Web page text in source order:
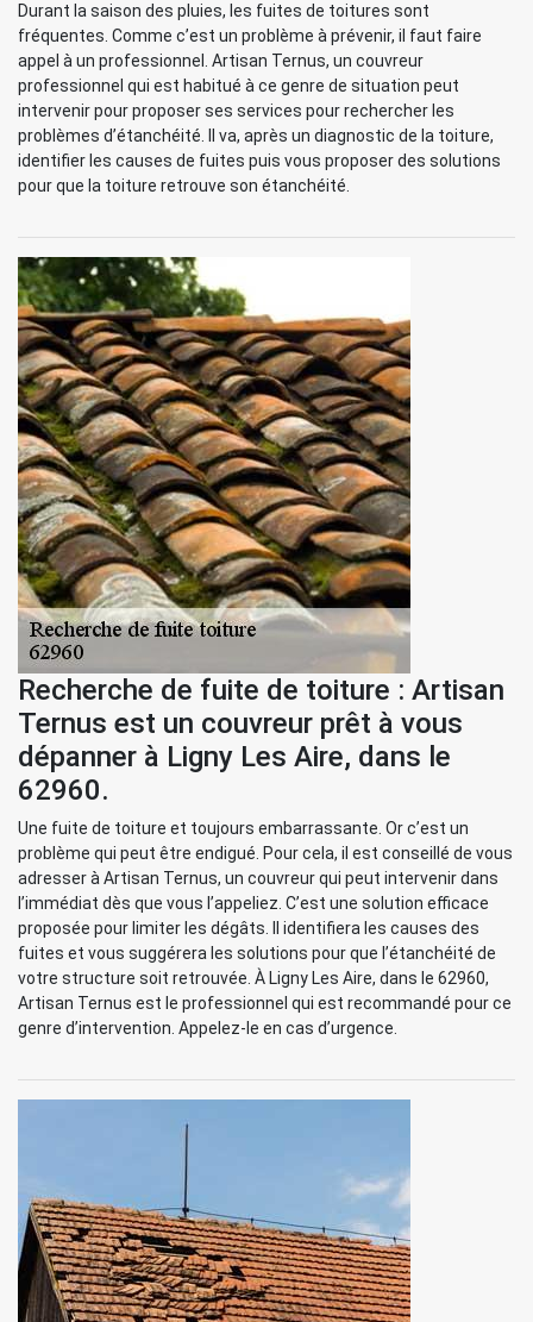
Durant la saison des pluies, les fuites de toitures sont
fréquentes. Comme c’est un problème à prévenir, il faut faire
appel à un professionnel. Artisan Ternus, un couvreur
professionnel qui est habitué à ce genre de situation peut
intervenir pour proposer ses services pour rechercher les
problèmes d’étanchéité. Il va, après un diagnostic de la toiture,
identifier les causes de fuites puis vous proposer des solutions
pour que la toiture retrouve son étanchéité.
Recherche de fuite de toiture : Artisan
Ternus est un couvreur prêt à vous
dépanner à Ligny Les Aire, dans le
62960.
Une fuite de toiture et toujours embarrassante. Or c’est un
problème qui peut être endigué. Pour cela, il est conseillé de vous
adresser à Artisan Ternus, un couvreur qui peut intervenir dans
l’immédiat dès que vous l’appeliez. C’est une solution efficace
proposée pour limiter les dégâts. Il identifiera les causes des
fuites et vous suggérera les solutions pour que l’étanchéité de
votre structure soit retrouvée. À Ligny Les Aire, dans le 62960,
Artisan Ternus est le professionnel qui est recommandé pour ce
genre d’intervention. Appelez-le en cas d’urgence.